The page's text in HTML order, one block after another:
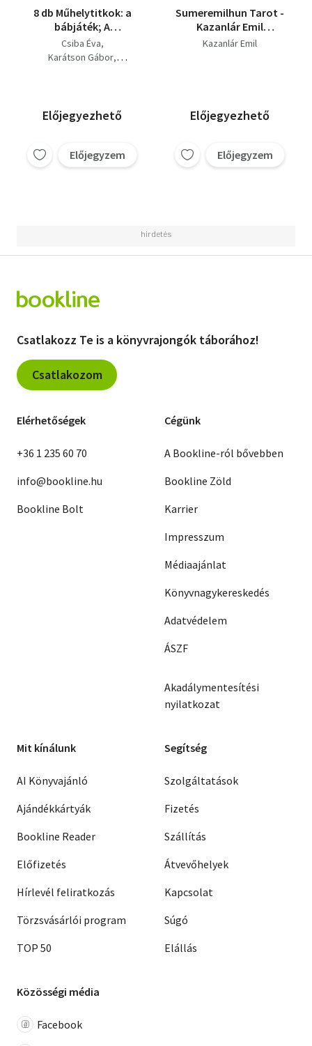
8 db Műhelytitkok: a
bábjáték; A
fényképezés; A
rajzfilm;
kövek művészete;
Szobrászat
Csiba Éva
Karátson Gábor
Szoboszlay Péter
Előjegyezhető
Előjegyzem
Sumeremilhun Tarot -
Kazanlár Emil
alkotása
Kazanlár Emil
Előjegyezhető
Előjegyzem
Csatlakozz Te is a könyvrajongók táborához!
Csatlakozom
Elérhetőségek
+36 1 235 60 70
info@bookline.hu
Bookline Bolt
Cégünk
A Bookline-ról bővebben
Bookline Zöld
Karrier
Impresszum
Médiaajánlat
Könyvnagykereskedés
Adatvédelem
ÁSZF
Akadálymentesítési
nyilatkozat
Mit kínálunk
AI Könyvajánló
Ajándékkártyák
Bookline Reader
Előfizetés
Hírlevél feliratkozás
Törzsvásárlói program
TOP 50
Segítség
Szolgáltatások
Fizetés
Szállítás
Átvevőhelyek
Kapcsolat
Súgó
Elállás
Közösségi média
Facebook